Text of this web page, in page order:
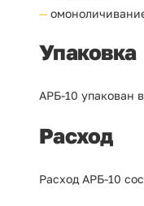
Упаковка
АРБ-10 упакован
Расход
Расход АРБ-10